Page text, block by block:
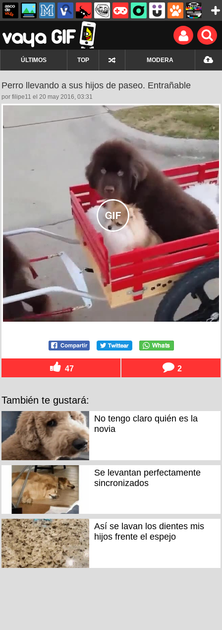
ÚLTIMOS TOP MODERA
Perro llevando a sus hijos de paseo. Entrañable
por filipe11 el 20 may 2016, 03:31
47 2
También te gustará:
No tengo claro quién es la
novia
Se levantan perfectamente
sincronizados
Así se lavan los dientes mis
hijos frente el espejo